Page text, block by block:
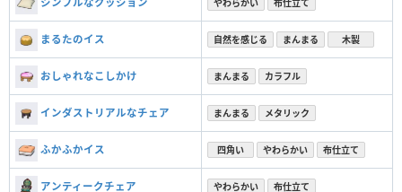
やわらかい 布仕立て
まるたのイス 自然を感じる まんまる 木製
おしゃれなこしかけ まんまる カラフル
インダストリアルなチェア まんまる メタリック
ふかふかイス 四角い やわらかい 布仕立て
アンティークチェア やわらかい 布仕立て